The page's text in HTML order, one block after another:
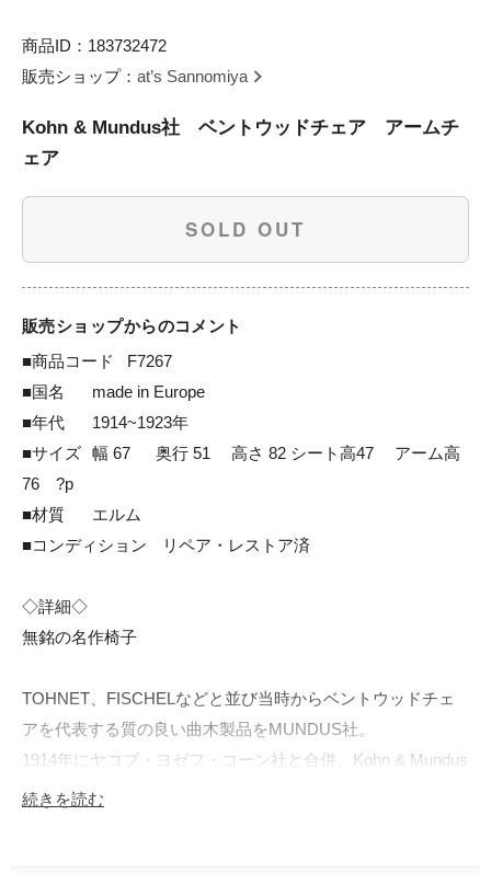
商品ID：183732472
販売ショップ： at’s Sannomiya
Kohn & Mundus社 ベントウッドチェア アームチ
ェア
SOLD OUT
販売ショップからのコメント
■商品コード	F7267
■国名	made in Europe
■年代	1914~1923年
■サイズ	幅 67 　 奥行 51　 高さ 82 シート高47　 アーム高
76　?p
■材質	エルム
■コンディション	リペア・レストア済
◇詳細◇
無銘の名作椅子
TOHNET、FISCHELなどと並び当時からベントウッドチェ
アを代表する質の良い曲木製品をMUNDUS社。
1914年にヤコブ・ヨゼフ・コーン社と合併、Kohn & Mundus
社となり、その後1923年にTHONET社とも合併しましたが
続きを読む